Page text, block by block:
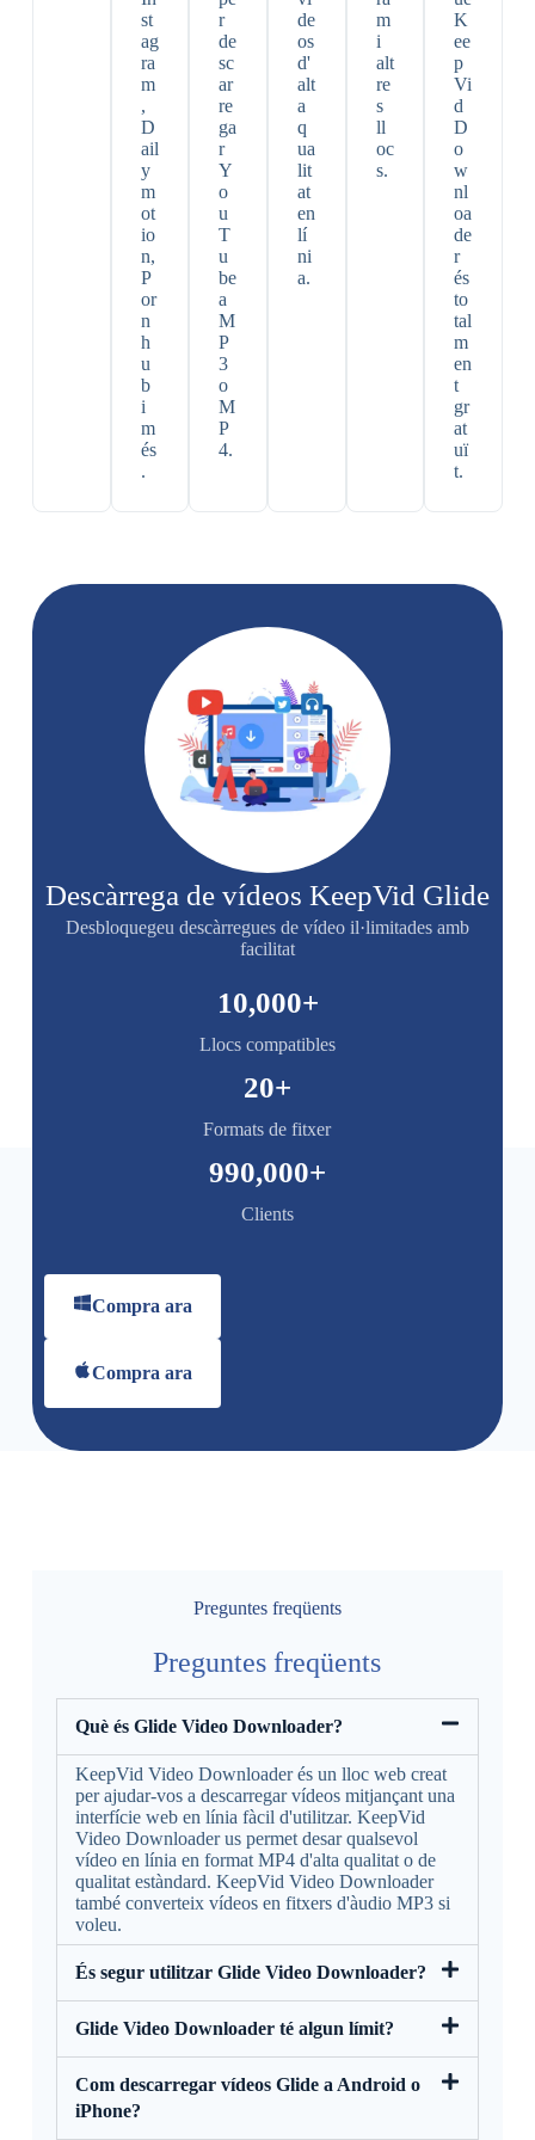
st
ag
ra
m
,
D
ail
y
m
ot
io
n,
P
or
n
h
u
b
i
m
és
.
r
de
sc
ar
re
ga
r
Y
o
u
T
u
be
a
M
P
3
o
M
P
4.
de
os
d'
alt
a
q
ua
lit
at
en
lí
ni
a.
m
i
alt
re
s
ll
oc
s.
K
ee
p
Vi
d
D
o
w
nl
oa
de
r
és
to
tal
m
en
t
gr
at
uï
t.
Descàrrega de vídeos KeepVid Glide
Desbloquegeu descàrregues de vídeo il·limitades amb
facilitat
Llocs compatibles
10,000+
Formats de fitxer
20+
Clients
990,000+
Compra ara
Compra ara
Preguntes freqüents
Preguntes freqüents
Què és Glide Video Downloader?
KeepVid Video Downloader és un lloc web creat
per ajudar-vos a descarregar vídeos mitjançant una
interfície web en línia fàcil d'utilitzar. KeepVid
Video Downloader us permet desar qualsevol
vídeo en línia en format MP4 d'alta qualitat o de
qualitat estàndard. KeepVid Video Downloader
també converteix vídeos en fitxers d'àudio MP3 si
voleu.
És segur utilitzar Glide Video Downloader?
Glide Video Downloader té algun límit?
Com descarregar vídeos Glide a Android o
iPhone?